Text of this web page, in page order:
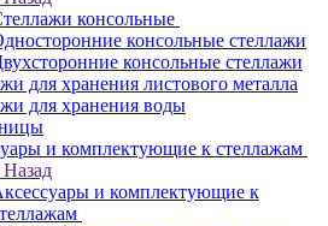
консольные
консольные стеллажи
консольные стеллажи
для хранения листового металла
для хранения воды
и комплектующие к стеллажам
Назад
и комплектующие к